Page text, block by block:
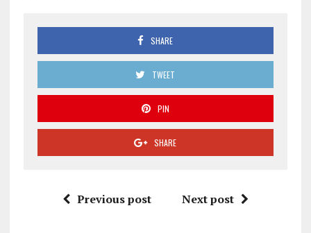
SHARE
TWEET
PIN
SHARE
Previous post Next post